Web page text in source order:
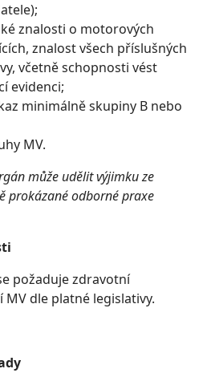
znalosti o motorových
znalost všech příslušných
včetně schopnosti vést
evidenci;
minimálně skupiny B nebo
MV.
může udělit výjimku ze
prokázané odborné praxe
požaduje zdravotní
dle platné legislativy.